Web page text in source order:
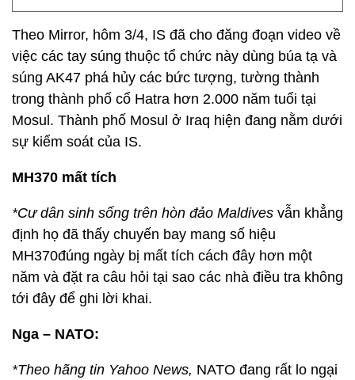
Theo Mirror, hôm 3/4, IS đã cho đăng đoạn video về
việc các tay súng thuộc tổ chức này dùng búa tạ và
súng AK47 phá hủy các bức tượng, tường thành
trong thành phố cổ Hatra hơn 2.000 năm tuổi tại
Mosul. Thành phố Mosul ở Iraq hiện đang nằm dưới
sự kiểm soát của IS.
MH370 mất tích
*Cư dân sinh sống trên hòn đảo Maldives vẫn khẳng
định họ đã thấy chuyến bay mang số hiệu
MH370đúng ngày bị mất tích cách đây hơn một
năm và đặt ra câu hỏi tại sao các nhà điều tra không
tới đây để ghi lời khai.
Nga – NATO:
*Theo hãng tin Yahoo News, NATO đang rất lo ngại